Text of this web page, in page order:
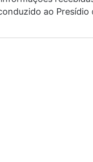
ao